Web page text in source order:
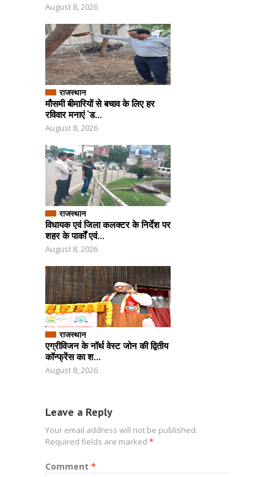
August 8, 2026
राजस्थान
मौसमी बीमारियों से बचाव के लिए हर
रविवार मनाएं ‘ड...
August 8, 2026
राजस्थान
विधायक एवं जिला कलक्टर के निर्देश पर
शहर के पार्कों एवं...
August 8, 2026
राजस्थान
एग्रीविजन के नॉर्थ वेस्ट जोन की द्वितीय
कॉन्फ्रेंस का श...
August 8, 2026
Leave a Reply
Your email address will not be published.
Required fields are marked *
Comment *